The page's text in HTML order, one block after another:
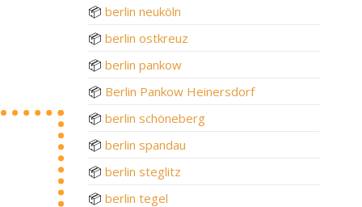
📦 berlin neuköln
📦 berlin ostkreuz
📦 berlin pankow
📦 Berlin Pankow Heinersdorf
📦 berlin schöneberg
📦 berlin spandau
📦 berlin steglitz
📦 berlin tegel